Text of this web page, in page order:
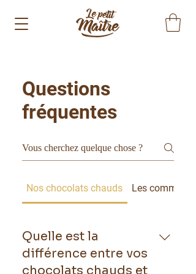
Questions
fréquentes
Nos chocolats chauds Les
Quelle est la
différence entre vos
chocolats chauds et